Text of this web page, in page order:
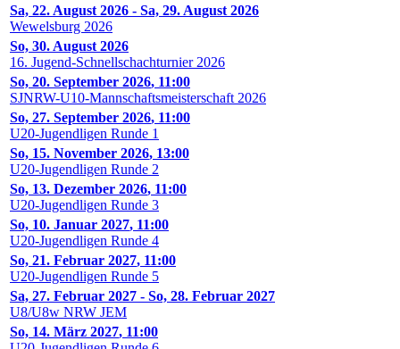
Sa, 22. August 2026 - Sa, 29. August 2026
Wewelsburg 2026
So, 30. August 2026
16. Jugend-Schnellschachturnier 2026
So, 20. September 2026, 11:00
SJNRW-U10-Mannschaftsmeisterschaft 2026
So, 27. September 2026, 11:00
U20-Jugendligen Runde 1
So, 15. November 2026, 13:00
U20-Jugendligen Runde 2
So, 13. Dezember 2026, 11:00
U20-Jugendligen Runde 3
So, 10. Januar 2027, 11:00
U20-Jugendligen Runde 4
So, 21. Februar 2027, 11:00
U20-Jugendligen Runde 5
Sa, 27. Februar 2027 - So, 28. Februar 2027
U8/U8w NRW JEM
So, 14. März 2027, 11:00